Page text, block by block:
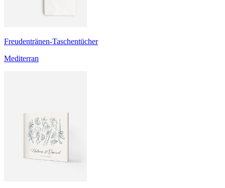
Freudentränen-Taschentücher
Mediterran